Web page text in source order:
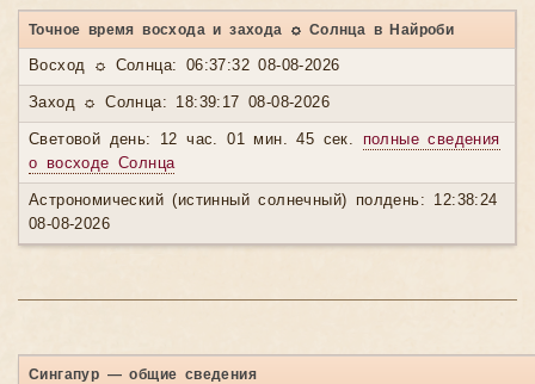
Точное время восхода и захода ☼ Солнца в Найроби
Восход ☼ Солнца: 06:37:32 08-08-2026
Заход ☼ Солнца: 18:39:17 08-08-2026
Световой день: 12 час. 01 мин. 45 сек. полные сведения
о восходе Солнца
Астрономический (истинный солнечный) полдень: 12:38:24
08-08-2026
Сингапур — общие сведения